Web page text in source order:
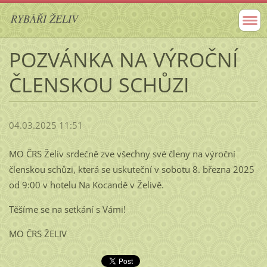
RYBÁŘI ŽELIV
POZVÁNKA NA VÝROČNÍ
ČLENSKOU SCHŮZI
04.03.2025 11:51
MO ČRS Želiv srdečně zve všechny své členy na výroční
členskou schůzi, která se uskuteční v sobotu 8. března 2025
od 9:00 v hotelu Na Kocandě v Želivě.
Těšíme se na setkání s Vámi!
MO ČRS ŽELIV